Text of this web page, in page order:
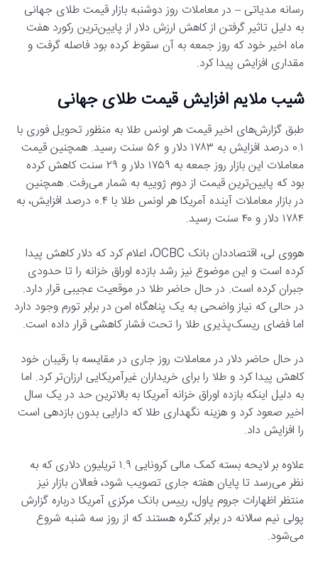
رسانه مدیاتی – در معاملات روز دوشنبه بازار قیمت طلای جهانی
به دلیل تاثیر گرفتن از کاهش ارزش دلار از پایین‌ترین رکورد هفت
ماه اخیر خود که روز جمعه به آن سقوط کرده بود فاصله گرفت و
مقداری افزایش پیدا کرد.
شیب ملایم افزایش قیمت طلای جهانی
طبق گزارش‌های اخیر قیمت هر اونس طلا به منظور تحویل فوری با
۰.۱ درصد افزایش به ۱۷۸۳ دلار و ۵۶ سنت رسید. همچنین قیمت
معاملات این بازار روز جمعه به ۱۷۵۹ دلار و ۲۹ سنت کاهش کرده
بود که پایین‌ترین قیمت از دوم ژوییه به شمار می‌رفت. همچنین
در بازار معاملات آینده آمریکا هر اونس طلا با ۰.۴ درصد افزایش، به
۱۷۸۴ دلار و ۴۰ سنت رسید.
هووی لی، اقتصاددان بانک OCBC، اعلام کرد که دلار کاهش پیدا
کرده است و این موضوع نیز رشد بازده اوراق خزانه را تا حدودی
جبران کرده است. در حال حاضر طلا در موقعیت عجیبی قرار دارد.
در حالی که نیاز واضحی به یک پناهگاه امن در برابر تورم وجود دارد
اما فضای ریسک‌پذیری طلا را تحت فشار کاهشی قرار داده است.
در حال حاضر دلار در معاملات روز جاری در مقایسه با رقیبان خود
کاهش پیدا کرد و طلا را برای خریداران غیرآمریکایی ارزان‌تر کرد. اما
به دلیل اینکه بازده اوراق خزانه آمریکا به بالاترین حد در یک سال
اخیر صعود کرد و هزینه نگهداری طلا که دارایی بدون بازدهی است
را افزایش داد.
علاوه بر لایحه بسته کمک مالی کرونایی ۱.۹ تریلیون دلاری که به
نظر می‌رسد تا پایان هفته جاری تصویب شود، فعالان بازار نیز
منتظر اظهارات جروم پاول، رییس بانک مرکزی آمریکا درباره گزارش
پولی نیم سالانه در برابر کنگره هستند که از روز سه شنبه شروع
می‌شود.